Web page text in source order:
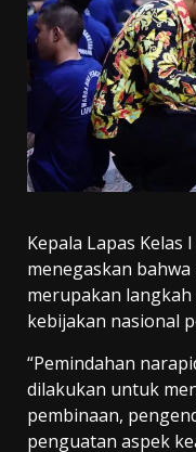
Kepala Lapas Kelas
menegaskan
merupakan
kebijakan nasional
“Pemindahan
dilakukan untuk
pembinaan,
penguatan aspek